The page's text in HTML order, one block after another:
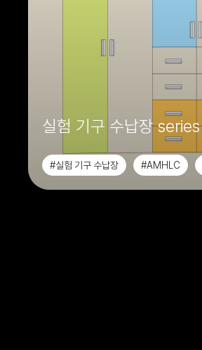
실험 기구 수납장 series
#실험 기구 수납장 #AMHLC